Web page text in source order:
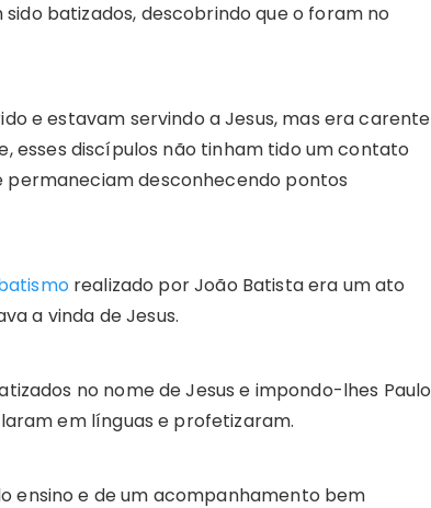
batizados, descobrindo que o foram no
e estavam servindo a Jesus, mas era carente
esses discípulos não tinham tido um contato
permaneciam desconhecendo pontos
realizado por João Batista era um ato
a vinda de Jesus.
no nome de Jesus e impondo-lhes Paulo
em línguas e profetizaram.
ensino e de um acompanhamento bem